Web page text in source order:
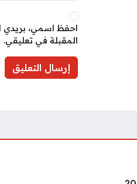
احفظ اسمي، بريدي
المقبلة في تعليقي.